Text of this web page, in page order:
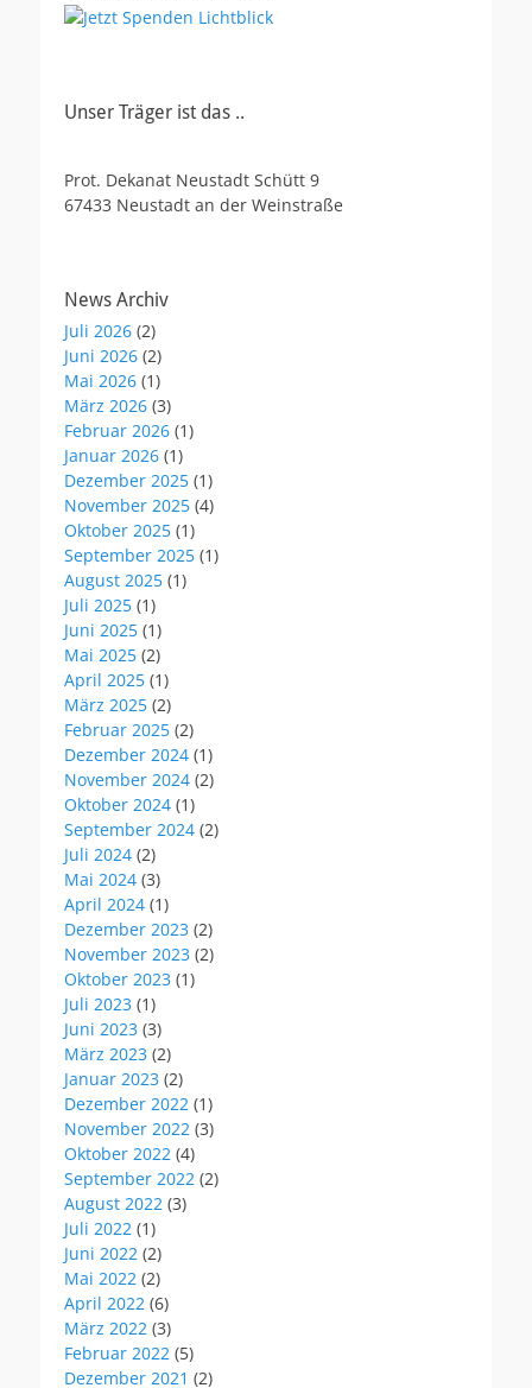
Unser Träger ist das ..
Prot. Dekanat Neustadt Schütt 9
67433 Neustadt an der Weinstraße
News Archiv
Juli 2026 (2)
Juni 2026 (2)
Mai 2026 (1)
März 2026 (3)
Februar 2026 (1)
Januar 2026 (1)
Dezember 2025 (1)
November 2025 (4)
Oktober 2025 (1)
September 2025 (1)
August 2025 (1)
Juli 2025 (1)
Juni 2025 (1)
Mai 2025 (2)
April 2025 (1)
März 2025 (2)
Februar 2025 (2)
Dezember 2024 (1)
November 2024 (2)
Oktober 2024 (1)
September 2024 (2)
Juli 2024 (2)
Mai 2024 (3)
April 2024 (1)
Dezember 2023 (2)
November 2023 (2)
Oktober 2023 (1)
Juli 2023 (1)
Juni 2023 (3)
März 2023 (2)
Januar 2023 (2)
Dezember 2022 (1)
November 2022 (3)
Oktober 2022 (4)
September 2022 (2)
August 2022 (3)
Juli 2022 (1)
Juni 2022 (2)
Mai 2022 (2)
April 2022 (6)
März 2022 (3)
Februar 2022 (5)
Dezember 2021 (2)